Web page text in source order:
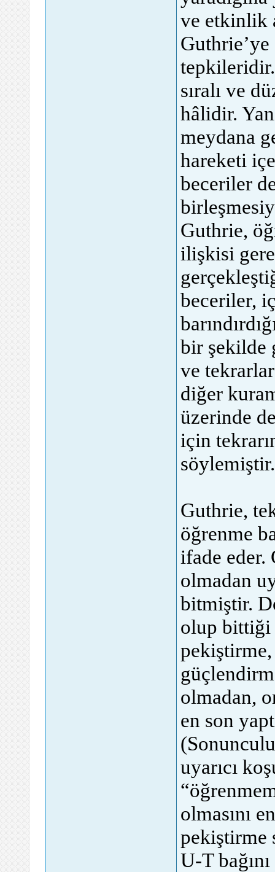
ve etkinlik
sıralı ve
hâlidir.
meydana
hareketi
beceriler
Guthrie,
ilişkisi
beceriler,
bir şekilde
ve
diğer
üzerinde
için
söylemiştir.
Guthrie,
öğrenme
ifade eder.
olmadan
bitmiştir.
olup bittiği
pekiştirme,
olmadan,
en son
uyarıcı
olmasını
pekiştirme
U-T